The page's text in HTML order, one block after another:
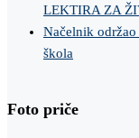
LEKTIRA ZA
Načelnik
škola
Foto priče